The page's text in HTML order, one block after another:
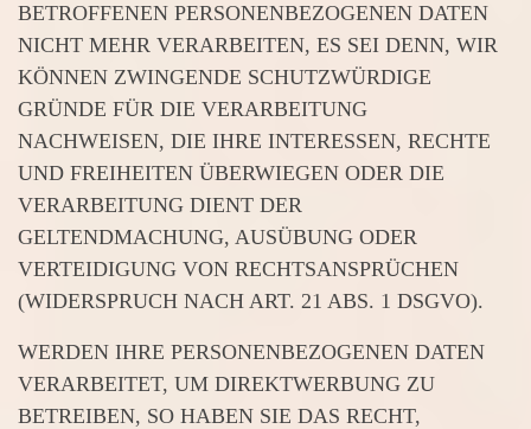
BETROFFENEN PERSONENBEZOGENEN DATEN
NICHT MEHR VERARBEITEN, ES SEI DENN, WIR
KÖNNEN ZWINGENDE SCHUTZWÜRDIGE
GRÜNDE FÜR DIE VERARBEITUNG
NACHWEISEN, DIE IHRE INTERESSEN, RECHTE
UND FREIHEITEN ÜBERWIEGEN ODER DIE
VERARBEITUNG DIENT DER
GELTENDMACHUNG, AUSÜBUNG ODER
VERTEIDIGUNG VON RECHTSANSPRÜCHEN
(WIDERSPRUCH NACH ART. 21 ABS. 1 DSGVO).
WERDEN IHRE PERSONENBEZOGENEN DATEN
VERARBEITET, UM DIREKTWERBUNG ZU
BETREIBEN, SO HABEN SIE DAS RECHT,